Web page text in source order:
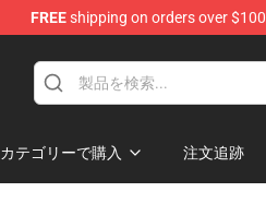
FREEshipping on orders over $100
カテゴリーで購入 注文追跡